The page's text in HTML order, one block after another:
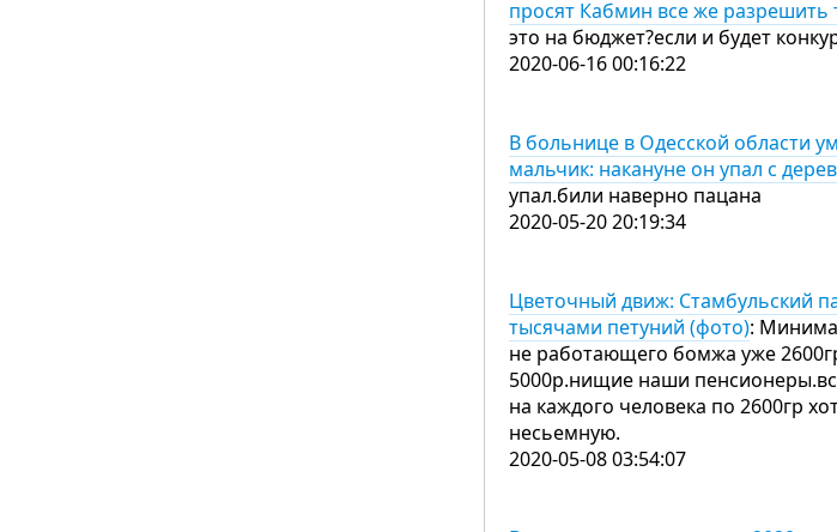
просят Кабмин все же разрешить
это на бюджет?если и будет
2020-06-16 00:16:22
В больнице в Одесской области
мальчик: накануне он упал с
упал.били наверно пацана
2020-05-20 20:19:34
Цветочный движ: Стамбульский
тысячами петуний (фото):
не работающего бомжа уже
5000р.нищие наши
на каждого человека по 2600гр
несьемную.
2020-05-08 03:54:07